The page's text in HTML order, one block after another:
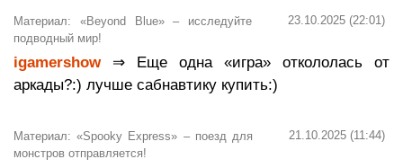
23.10.2025 (22:01)
Материал: «Beyond Blue» – исследуйте
подводный мир!
igamershow⇒ Еще одна «игра» откололась от
аркады?:) лучше сабнавтику купить:)
21.10.2025 (11:44)
Материал: «Spooky Express» – поезд для
монстров отправляется!